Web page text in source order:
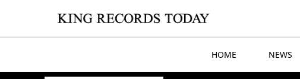
HOME NEWS